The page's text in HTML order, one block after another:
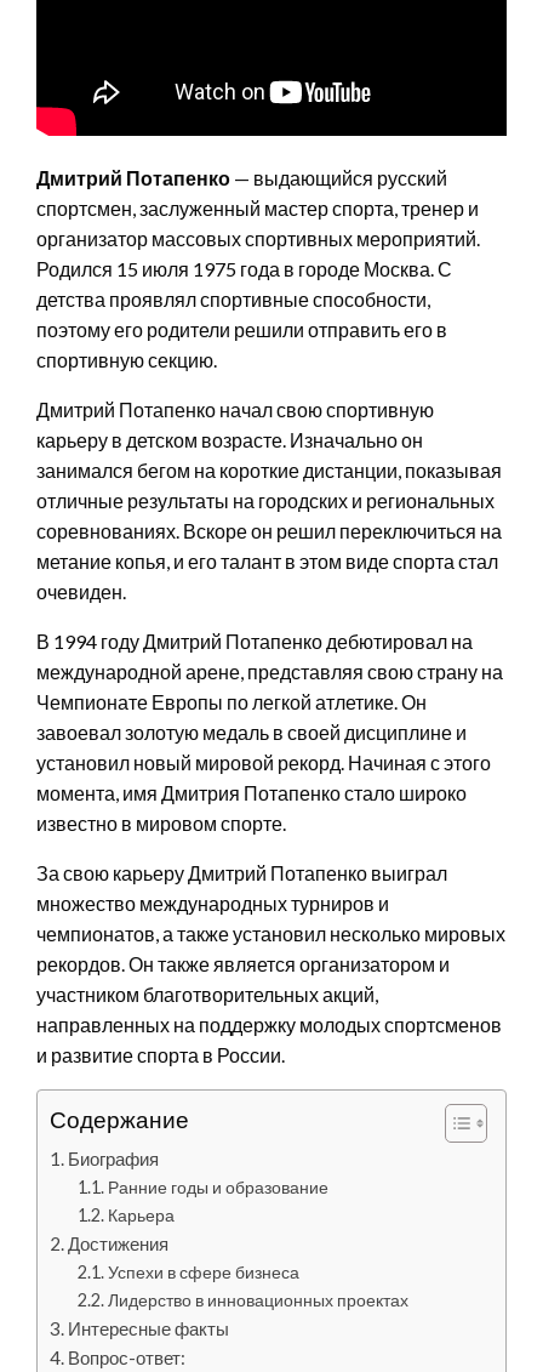
Дмитрий Потапенко — выдающийся русский
спортсмен, заслуженный мастер спорта, тренер и
организатор массовых спортивных мероприятий.
Родился 15 июля 1975 года в городе Москва. С
детства проявлял спортивные способности,
поэтому его родители решили отправить его в
спортивную секцию.
Дмитрий Потапенко начал свою спортивную
карьеру в детском возрасте. Изначально он
занимался бегом на короткие дистанции, показывая
отличные результаты на городских и региональных
соревнованиях. Вскоре он решил переключиться на
метание копья, и его талант в этом виде спорта стал
очевиден.
В 1994 году Дмитрий Потапенко дебютировал на
международной арене, представляя свою страну на
Чемпионате Европы по легкой атлетике. Он
завоевал золотую медаль в своей дисциплине и
установил новый мировой рекорд. Начиная с этого
момента, имя Дмитрия Потапенко стало широко
известно в мировом спорте.
За свою карьеру Дмитрий Потапенко выиграл
множество международных турниров и
чемпионатов, а также установил несколько мировых
рекордов. Он также является организатором и
участником благотворительных акций,
направленных на поддержку молодых спортсменов
и развитие спорта в России.
Содержание
Биография
Ранние годы и образование
Карьера
Достижения
Успехи в сфере бизнеса
Лидерство в инновационных проектах
Интересные факты
Вопрос-ответ: